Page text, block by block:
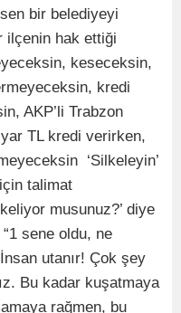
bir belediyeyi
ilçenin hak ettiği
keseceksin,
kredi
AKP’li Trabzon
TL kredi verirken,
‘Silkeleyin’
talimat
musunuz?’ diye
sene oldu, ne
utanır! Çok şey
Bu kadar kuşatmaya
rağmen, bu